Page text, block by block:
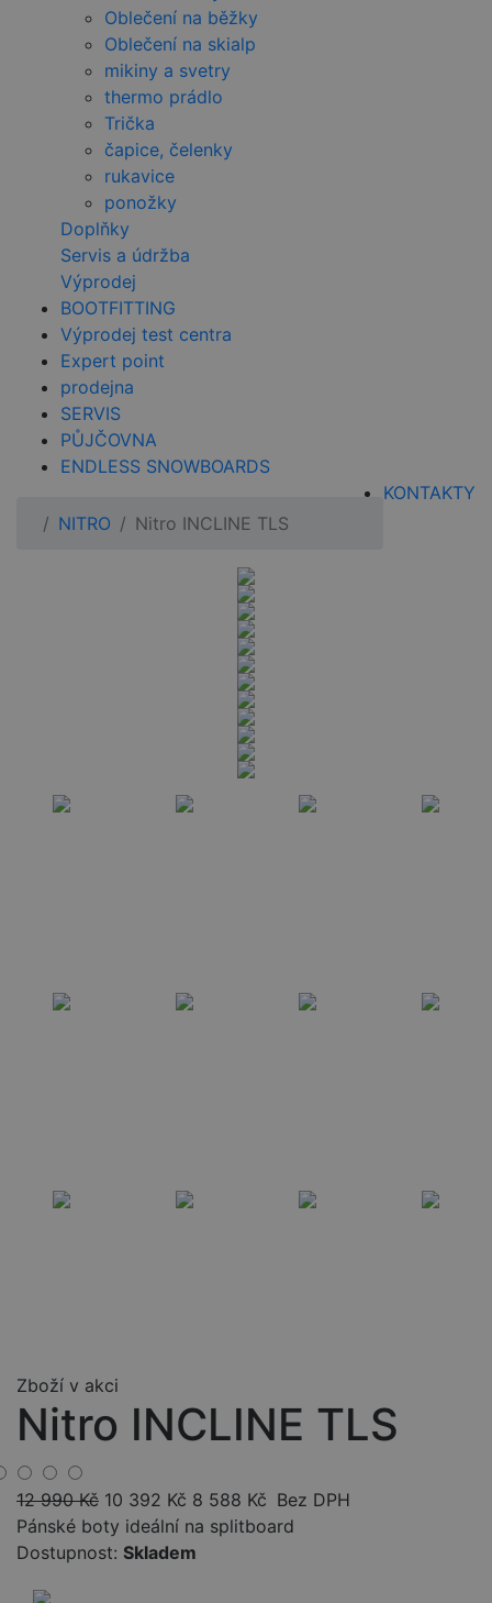
Oblečení na běžky
Oblečení na skialp
mikiny a svetry
thermo prádlo
Trička
čapice, čelenky
rukavice
ponožky
Doplňky
Servis a údržba
Výprodej
BOOTFITTING
Výprodej test centra
Expert point
prodejna
SERVIS
PŮJČOVNA
ENDLESS SNOWBOARDS
KONTAKTY
NITRO
Nitro INCLINE TLS
Zboží v akci
Nitro INCLINE TLS
12 990Kč 10 392 Kč 8 588 Kč Bez DPH
Pánské boty ideální na splitboard
Dostupnost: Skladem